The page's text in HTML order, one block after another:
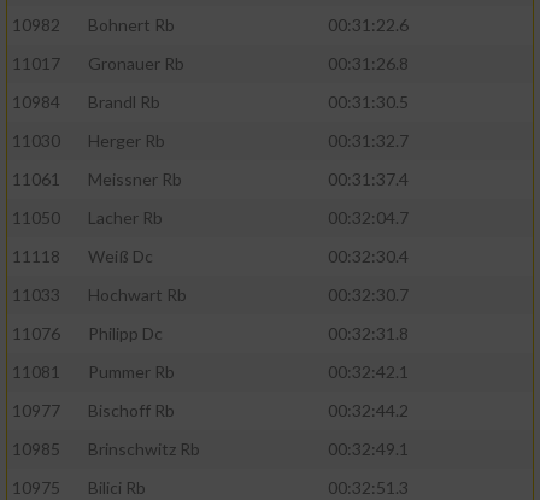
10982
Bohnert Rb
00:31:22.6
11017
Gronauer Rb
00:31:26.8
10984
Brandl Rb
00:31:30.5
11030
Herger Rb
00:31:32.7
11061
Meissner Rb
00:31:37.4
11050
Lacher Rb
00:32:04.7
11118
Weiß Dc
00:32:30.4
11033
Hochwart Rb
00:32:30.7
11076
Philipp Dc
00:32:31.8
11081
Pummer Rb
00:32:42.1
10977
Bischoff Rb
00:32:44.2
10985
Brinschwitz Rb
00:32:49.1
10975
Bilici Rb
00:32:51.3